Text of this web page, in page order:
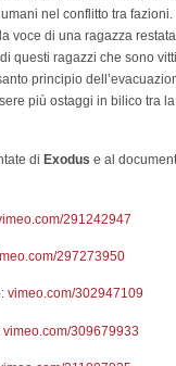
nel conflitto tra
voce di una ragazza
questi ragazzi che sono
principio
più ostaggi in bilico tra
di Exodus e al
291242947
297273950
vimeo.com/302947109
vimeo.com/309679933